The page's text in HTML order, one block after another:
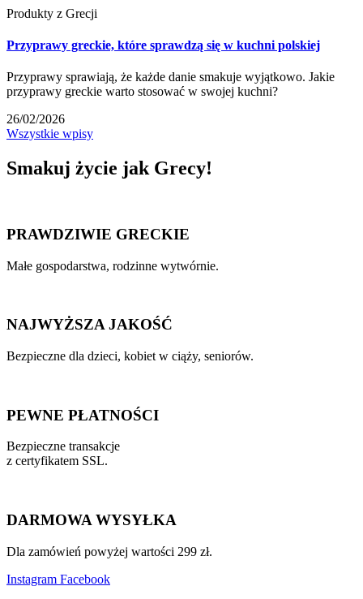
Produkty z Grecji
Przyprawy greckie, które sprawdzą się w kuchni polskiej
Przyprawy sprawiają, że każde danie smakuje wyjątkowo. Jakie
przyprawy greckie warto stosować w swojej kuchni?
26/02/2026
Wszystkie wpisy
Smakuj życie jak Grecy!
PRAWDZIWIE GRECKIE
Małe gospodarstwa, rodzinne wytwórnie.
NAJWYŻSZA JAKOŚĆ
Bezpieczne dla dzieci, kobiet w ciąży, seniorów.
PEWNE PŁATNOŚCI
Bezpieczne transakcje
z certyfikatem SSL.
DARMOWA WYSYŁKA
Dla zamówień powyżej wartości 299 zł.
Instagram Facebook